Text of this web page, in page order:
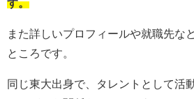
す。
また詳しいプロフィールや就職先な
ところです。
同じ東大出身で、タレントとして活